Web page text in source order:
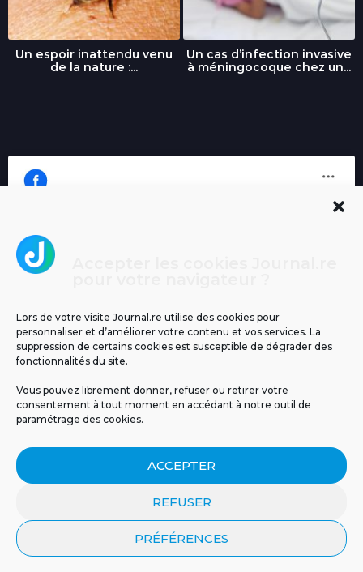
Lors de votre visite Journal.re utilise des cookies pour
personnaliser et d’améliorer votre contenu et vos services. La
suppression de certains cookies est susceptible de dégrader des
fonctionnalités du site.
Vous pouvez librement donner, refuser ou retirer votre
consentement à tout moment en accédant à notre outil de
paramétrage des cookies.
ACCEPTER
REFUSER
PRÉFÉRENCES
Un espoir inattendu venu
de la nature :...
Un cas d’infection invasive
à méningocoque chez un...
MENTIONS LÉGALES PUBLICITÉ
BLOG
NOS ÉMISSIONS
POLITIQUE DE CONFIDENTIALITÉ
CONTACT
© 2026 Tous droits réservés